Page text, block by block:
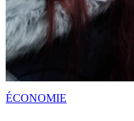
ÉCONOMIE